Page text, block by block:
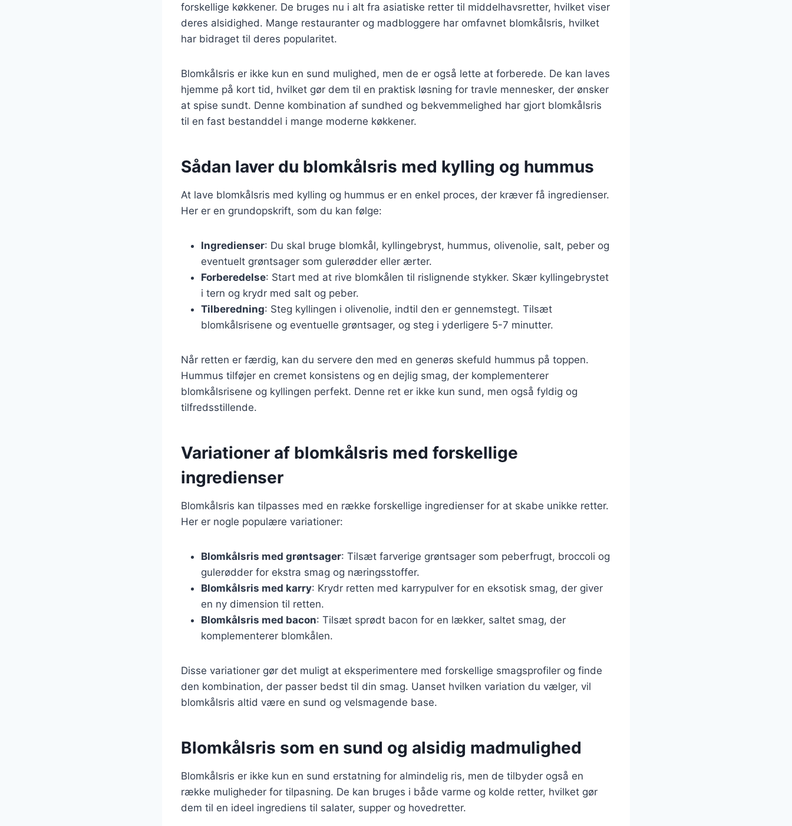
forskellige køkkener. De bruges nu i alt fra asiatiske retter til middelhavsretter, hvilket viser
deres alsidighed. Mange restauranter og madbloggere har omfavnet blomkålsris, hvilket
har bidraget til deres popularitet.
Blomkålsris er ikke kun en sund mulighed, men de er også lette at forberede. De kan laves
hjemme på kort tid, hvilket gør dem til en praktisk løsning for travle mennesker, der ønsker
at spise sundt. Denne kombination af sundhed og bekvemmelighed har gjort blomkålsris
til en fast bestanddel i mange moderne køkkener.
Sådan laver du blomkålsris med kylling og hummus
At lave blomkålsris med kylling og hummus er en enkel proces, der kræver få ingredienser.
Her er en grundopskrift, som du kan følge:
Ingredienser: Du skal bruge blomkål, kyllingebryst, hummus, olivenolie, salt, peber og
eventuelt grøntsager som gulerødder eller ærter.
Forberedelse: Start med at rive blomkålen til rislignende stykker. Skær kyllingebrystet
i tern og krydr med salt og peber.
Tilberedning: Steg kyllingen i olivenolie, indtil den er gennemstegt. Tilsæt
blomkålsrisene og eventuelle grøntsager, og steg i yderligere 5-7 minutter.
Når retten er færdig, kan du servere den med en generøs skefuld hummus på toppen.
Hummus tilføjer en cremet konsistens og en dejlig smag, der komplementerer
blomkålsrisene og kyllingen perfekt. Denne ret er ikke kun sund, men også fyldig og
tilfredsstillende.
Variationer af blomkålsris med forskellige
ingredienser
Blomkålsris kan tilpasses med en række forskellige ingredienser for at skabe unikke retter.
Her er nogle populære variationer:
Blomkålsris med grøntsager: Tilsæt farverige grøntsager som peberfrugt, broccoli og
gulerødder for ekstra smag og næringsstoffer.
Blomkålsris med karry: Krydr retten med karrypulver for en eksotisk smag, der giver
en ny dimension til retten.
Blomkålsris med bacon: Tilsæt sprødt bacon for en lækker, saltet smag, der
komplementerer blomkålen.
Disse variationer gør det muligt at eksperimentere med forskellige smagsprofiler og finde
den kombination, der passer bedst til din smag. Uanset hvilken variation du vælger, vil
blomkålsris altid være en sund og velsmagende base.
Blomkålsris som en sund og alsidig madmulighed
Blomkålsris er ikke kun en sund erstatning for almindelig ris, men de tilbyder også en
række muligheder for tilpasning. De kan bruges i både varme og kolde retter, hvilket gør
dem til en ideel ingrediens til salater, supper og hovedretter.